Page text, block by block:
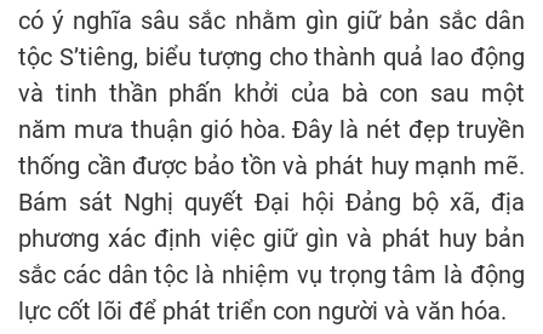
có ý nghĩa sâu sắc nhằm gìn giữ bản sắc dân
tộc S’tiêng, biểu tượng cho thành quả lao động
và tinh thần phấn khởi của bà con sau một
năm mưa thuận gió hòa. Đây là nét đẹp truyền
thống cần được bảo tồn và phát huy mạnh mẽ.
Bám sát Nghị quyết Đại hội Đảng bộ xã, địa
phương xác định việc giữ gìn và phát huy bản
sắc các dân tộc là nhiệm vụ trọng tâm là động
lực cốt lõi để phát triển con người và văn hóa.